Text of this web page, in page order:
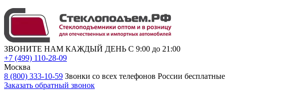
ЗВОНИТЕ НАМ КАЖДЫЙ ДЕНЬ С 9:00 до 21:00
+7 (499) 110-28-09
Москва
8 (800) 333-10-59 Звонки со всех телефонов России бесплатные
Заказать обратный звонок